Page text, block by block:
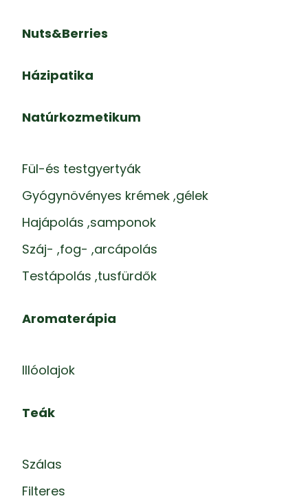
Nuts&Berries
Házipatika
Natúrkozmetikum
Fül-és testgyertyák
Gyógynövényes krémek ,gélek
Hajápolás ,samponok
Száj- ,fog- ,arcápolás
Testápolás ,tusfürdők
Aromaterápia
Illóolajok
Teák
Szálas
Filteres